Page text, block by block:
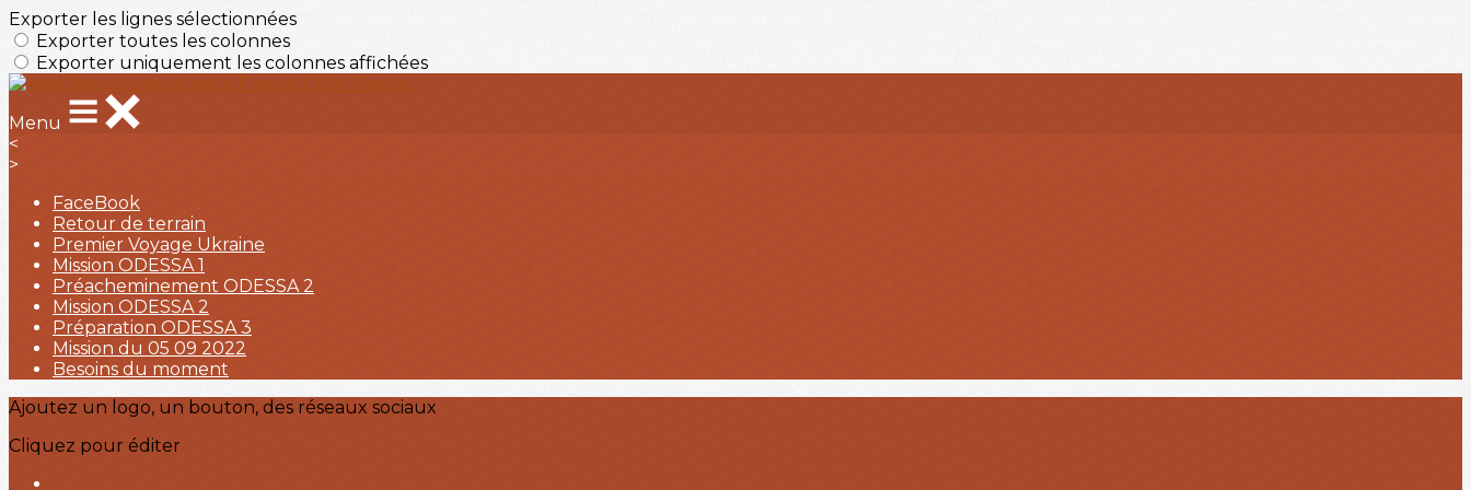
Exporter les lignes sélectionnées
Exporter toutes les colonnes
Exporter uniquement les colonnes affichées
Menu
<
>
FaceBook
Retour de terrain
Premier Voyage Ukraine
Mission ODESSA 1
Préacheminement ODESSA 2
Mission ODESSA 2
Préparation ODESSA 3
Mission du 05 09 2022
Besoins du moment
Ajoutez un logo, un bouton, des réseaux sociaux
Cliquez pour éditer